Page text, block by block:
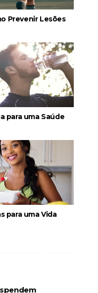
Prevenir Lesões
para uma Saúde
para uma Vida